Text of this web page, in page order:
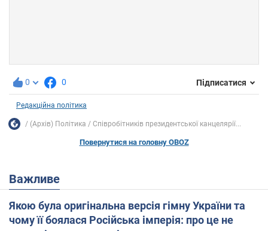
0 0 Підписатися
Редакційна політика
(Архів) Політика Співробітників президентської канцелярії...
Повернутися на головну OBOZ
Важливе
Якою була оригінальна версія гімну України та
чому її боялася Російська імперія: про це не